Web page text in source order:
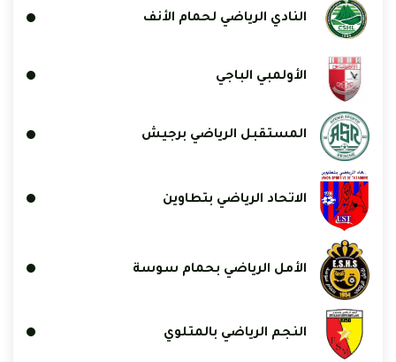
النادي الرياضي لحمام الأنف
الأولمبي الباجي
المستقبل الرياضي برجيش
الاتحاد الرياضي بتطاوين
الأمل الرياضي بحمام سوسة
النجم الرياضي بالمتلوي